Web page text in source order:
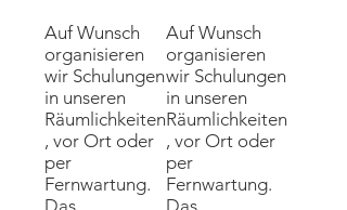
Auf Wunsch
organisieren
wir Schulungen
in unseren
Räumlichkeiten
, vor Ort oder
per
Fernwartung.
Das
Auf Wunsch
organisieren
wir Schulungen
in unseren
Räumlichkeiten
, vor Ort oder
per
Fernwartung.
Das